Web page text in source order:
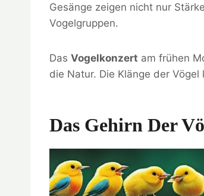
Gesänge zeigen nicht nur
Vogelgruppen.
Das Vogelkonzert am frühen
die Natur. Die Klänge der
Das Gehirn Der